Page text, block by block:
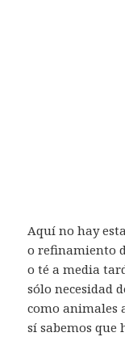
Aquí no hay
o refinamiento
o té a media
sólo necesidad
como animales
sí sabemos que